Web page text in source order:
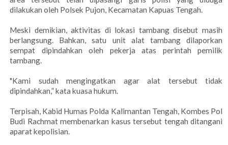
dilakukan oleh Polsek Pujon, Kecamatan Kapuas Tengah.
Meski demikian, aktivitas di lokasi tambang disebut masih
berlangsung. Bahkan, satu unit alat tambang dilaporkan
sempat dipindahkan oleh pekerja atas perintah pemilik
tambang.
"Kami sudah mengingatkan agar alat tersebut tidak
dipindahkan,” kata kuasa hukum.
Terpisah, Kabid Humas Polda Kalimantan Tengah, Kombes Pol
Budi Rachmat membenarkan kasus tersebut tengah ditangani
aparat kepolisian.